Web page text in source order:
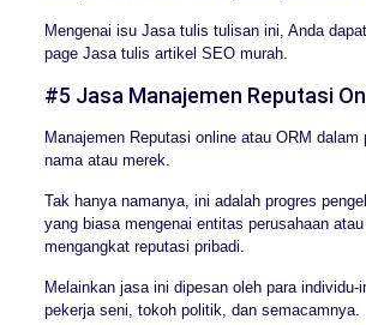
Mengenai isu Jasa tulis tulisan ini, Anda
page Jasa tulis artikel SEO murah.
#5 Jasa Manajemen Reputasi
Manajemen Reputasi online atau ORM dalam
nama atau merek.
Tak hanya namanya, ini adalah progres
yang biasa mengenai entitas perusahaan
mengangkat reputasi pribadi.
Melainkan jasa ini dipesan oleh para individu-
pekerja seni, tokoh politik, dan semacamnya.